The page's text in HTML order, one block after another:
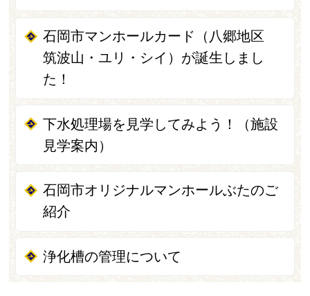
石岡市マンホールカード（八郷地区
筑波山・ユリ・シイ）が誕生しまし
た！
下水処理場を見学してみよう！（施設
見学案内）
石岡市オリジナルマンホールぶたのご
紹介
浄化槽の管理について